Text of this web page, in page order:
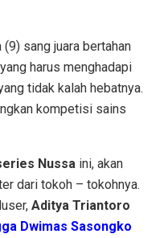
sang juara bertahan
harus menghadapi
tidak kalah hebatnya.
kompetisi sains
Nussa ini, akan
dari tokoh – tokohnya.
Aditya Triantoro
Dwimas Sasongko